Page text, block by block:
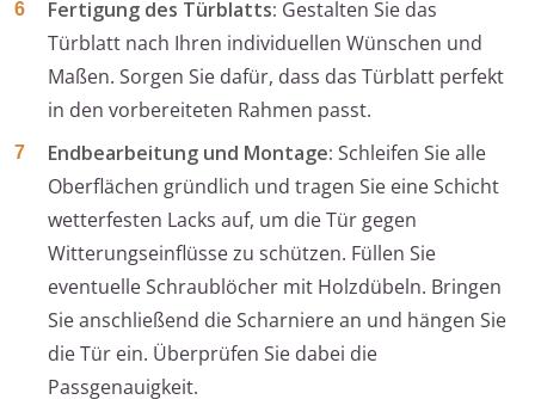
Fertigung des Türblatts: Gestalten Sie das
Türblatt nach Ihren individuellen Wünschen und
Maßen. Sorgen Sie dafür, dass das Türblatt perfekt
in den vorbereiteten Rahmen passt.
Endbearbeitung und Montage: Schleifen Sie alle
Oberflächen gründlich und tragen Sie eine Schicht
wetterfesten Lacks auf, um die Tür gegen
Witterungseinflüsse zu schützen. Füllen Sie
eventuelle Schraublöcher mit Holzdübeln. Bringen
Sie anschließend die Scharniere an und hängen Sie
die Tür ein. Überprüfen Sie dabei die
Passgenauigkeit.